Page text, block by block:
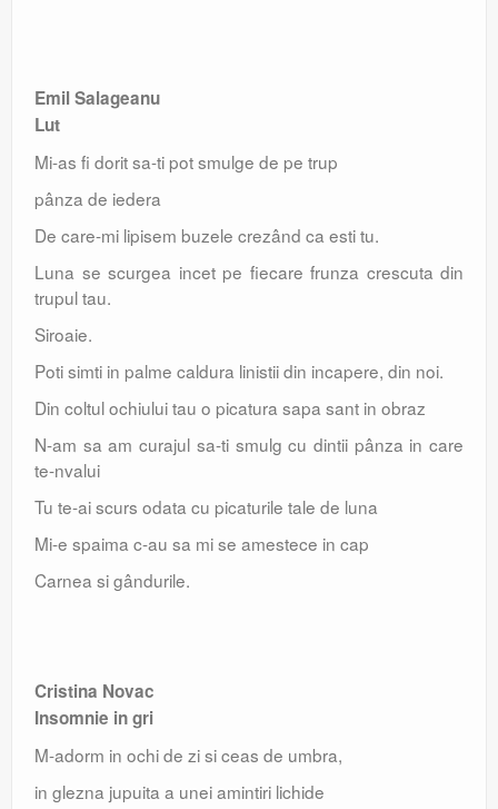
Emil Salageanu
Lut
Mi-as fi dorit sa-ti pot smulge de pe trup
pânza de iedera
De care-mi lipisem buzele crezând ca esti tu.
Luna se scurgea incet pe fiecare frunza crescuta din
trupul tau.
Siroaie.
Poti simti in palme caldura linistii din incapere, din noi.
Din coltul ochiului tau o picatura sapa sant in obraz
N-am sa am curajul sa-ti smulg cu dintii pânza in care
te-nvalui
Tu te-ai scurs odata cu picaturile tale de luna
Mi-e spaima c-au sa mi se amestece in cap
Carnea si gândurile.
Cristina Novac
Insomnie in gri
M-adorm in ochi de zi si ceas de umbra,
in glezna jupuita a unei amintiri lichide